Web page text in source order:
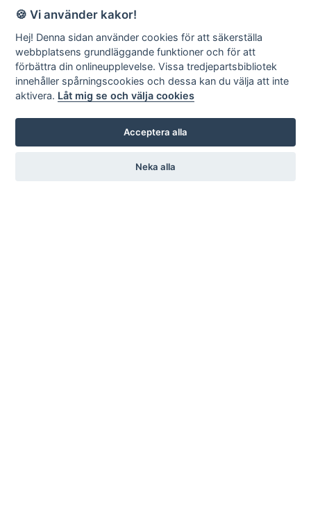
🍪 Vi använder kakor!
Hej! Denna sidan använder cookies för att säkerställa
webbplatsens grundläggande funktioner och för att
förbättra din onlineupplevelse. Vissa tredjepartsbibliotek
innehåller spårningscookies och dessa kan du välja att inte
aktivera. Låt mig se och välja cookies
Acceptera alla
Neka alla